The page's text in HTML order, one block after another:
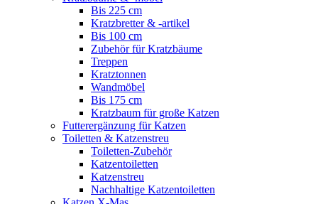
Bis 225 cm
Kratzbretter & -artikel
Bis 100 cm
Zubehör für Kratzbäume
Treppen
Kratztonnen
Wandmöbel
Bis 175 cm
Kratzbaum für große Katzen
Futterergänzung für Katzen
Toiletten & Katzenstreu
Toiletten-Zubehör
Katzentoiletten
Katzenstreu
Nachhaltige Katzentoiletten